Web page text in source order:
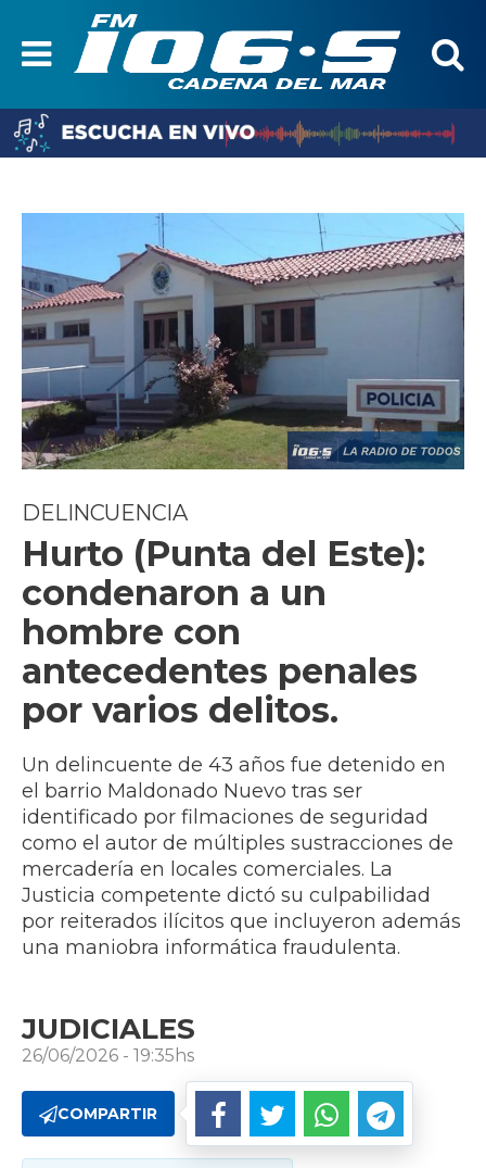
DELINCUENCIA
Hurto (Punta del Este):
condenaron a un
hombre con
antecedentes penales
por varios delitos.
Un delincuente de 43 años fue detenido en
el barrio Maldonado Nuevo tras ser
identificado por filmaciones de seguridad
como el autor de múltiples sustracciones de
mercadería en locales comerciales. La
Justicia competente dictó su culpabilidad
por reiterados ilícitos que incluyeron además
una maniobra informática fraudulenta.
JUDICIALES
26/06/2026 - 19:35hs
COMPARTIR